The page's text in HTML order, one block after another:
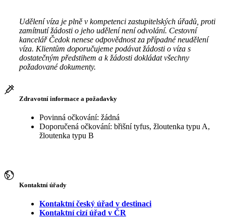
Udělení víza je plně v kompetenci zastupitelských úřadů, proti
zamítnutí žádosti o jeho udělení není odvolání. Cestovní
kancelář Čedok nenese odpovědnost za případné neudělení
víza. Klientům doporučujeme podávat žádosti o víza s
dostatečným předstihem a k žádosti dokládat všechny
požadované dokumenty.
Zdravotní informace a požadavky
Povinná očkování: žádná
Doporučená očkování: břišní tyfus, žloutenka typu A,
žloutenka typu B
Kontaktní úřady
Kontaktní český úřad v destinaci
Kontaktní cizí úřad v ČR